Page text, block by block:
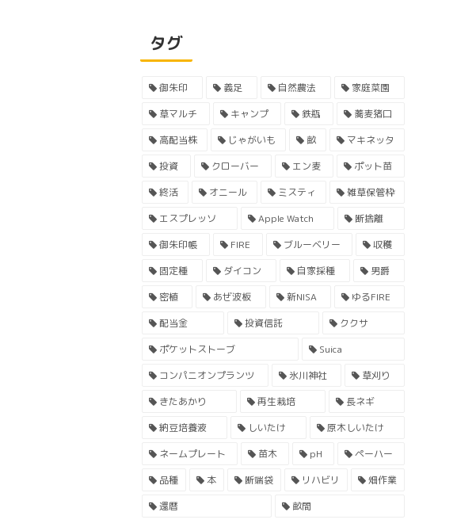
タグ
御朱印 義足 自然農法
家庭菜園
草マルチ
キャンプ 鉄瓶
蕎麦猪口
高配当株
じゃがいも 畝
マキネッタ
投資
クローバー エン麦
ポット苗
終活
オニール ミスティ
雑草保管枠
エスプレッソ
Apple Watch
断捨離
御朱印帳
FIRE ブルーベリー
収穫
固定種
ダイコン 自家採種
男爵
密植
あぜ波板 新NISA
ゆるFIRE
配当金
投資信託
ククサ
ポケットストーブ
Suica
コンパニオンプランツ
氷川神社
草刈り
きたあかり
再生栽培
長ネギ
納豆培養液
しいたけ
原木しいたけ
ネームプレート
苗木 pH
ペーハー
品種
本 断端袋 リハビリ
畑作業
還暦
畝間